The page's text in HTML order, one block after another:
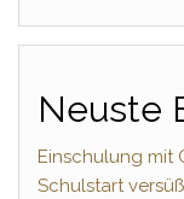
Neuste
Einschulung mit
Schulstart